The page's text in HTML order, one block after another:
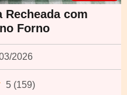
Recheada com
Forno
2026
5 (159)